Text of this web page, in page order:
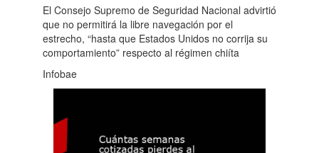
El Consejo Supremo de Seguridad Nacional advirtió
que no permitirá la libre navegación por el
estrecho, “hasta que Estados Unidos no corrija su
comportamiento” respecto al régimen chiíta
Infobae